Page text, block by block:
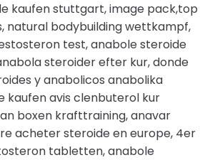
kaufen stuttgart, image pack,top
natural bodybuilding wettkampf,
test, anabole steroide
steroider efter kur, donde
y anabolicos anabolika
kaufen avis clenbuterol kur
boxen krafttraining, anavar
acheter steroide en europe, 4er
tabletten, anabole